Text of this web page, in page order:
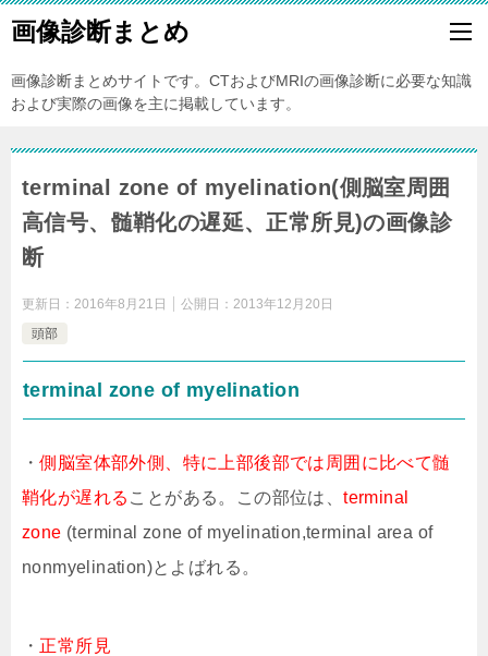
画像診断まとめ
画像診断まとめサイトです。CTおよびMRIの画像診断に必要な知識
および実際の画像を主に掲載しています。
terminal zone of myelination(側脳室周囲
高信号、髄鞘化の遅延、正常所見)の画像診
断
更新日： 2016年8月21日 公開日： 2013年12月20日
頭部
terminal zone of myelination
・側脳室体部外側、特に上部後部では周囲に比べて髄
鞘化が遅れる ことがある。この部位は、terminal
zone (terminal zone of myelination,terminal area of
nonmyelination)とよばれる。
・ 正常所見